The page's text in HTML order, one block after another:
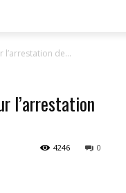
l’arrestation de...
l’arrestation
0
4246